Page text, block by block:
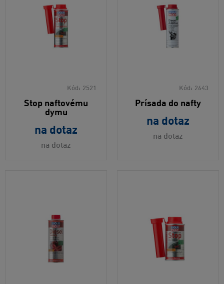
Kód: 2521
Stop naftovému
dymu
na dotaz
na dotaz
Kód: 2643
Prísada do nafty
na dotaz
na dotaz